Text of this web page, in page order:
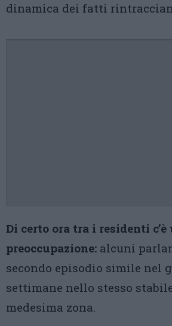
dinamica dei fatti
Di certo ora tra i residenti c’è
preoccupazione: alcuni
secondo episodio simile nel
settimane nello stesso
medesima zona.